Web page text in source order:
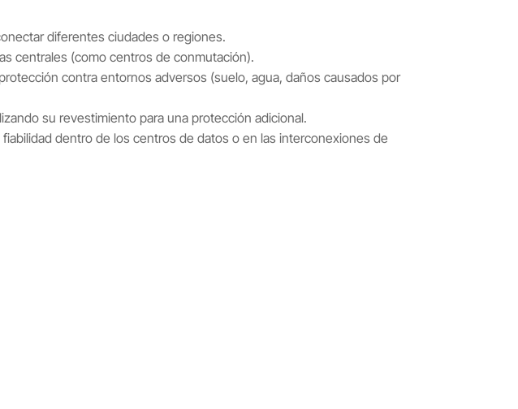
diferentes ciudades o regiones.
centrales (como centros de conmutación).
contra entornos adversos (suelo, agua, daños causados por
su revestimiento para una protección adicional.
dentro de los centros de datos o en las interconexiones de